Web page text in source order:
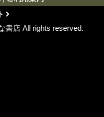
書店 All rights reserved.